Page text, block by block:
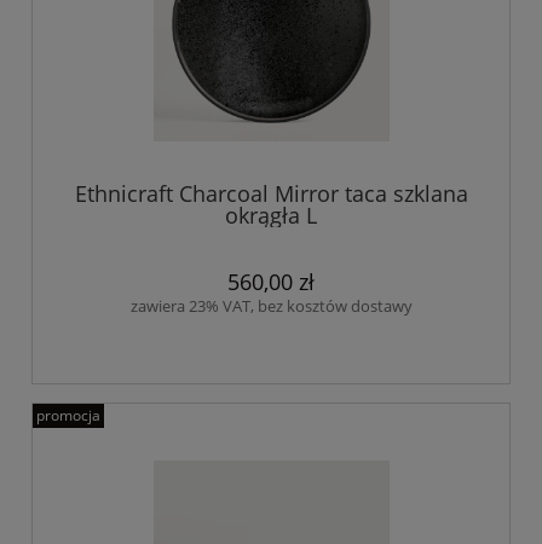
Ethnicraft Charcoal Mirror taca szklana
okrągła L
560,00 zł
zawiera 23% VAT, bez kosztów dostawy
promocja